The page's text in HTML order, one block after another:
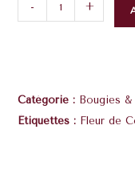
- +
Catégorie : Bougies &
Étiquettes : Fleur de